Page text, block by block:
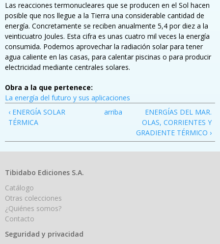
Las reacciones termonucleares que se producen en el Sol hacen
posible que nos llegue a la Tierra una considerable cantidad de
energía. Concretamente se reciben anualmente 5,4 por diez a la
veinticuatro Joules. Esta cifra es unas cuatro mil veces la energía
consumida. Podemos aprovechar la radiación solar para tener
agua caliente en las casas, para calentar piscinas o para producir
electricidad mediante centrales solares.
Obra a la que pertenece:
La energía del futuro y sus aplicaciones
‹ ENERGÍA SOLAR
TÉRMICA
arriba
ENERGÍAS DEL MAR.
OLAS, CORRIENTES Y
GRADIENTE TÉRMICO ›
Tibidabo Ediciones S.A.
Catálogo
Otras colecciones
¿Quiénes somos?
Contacto
Seguridad y privacidad